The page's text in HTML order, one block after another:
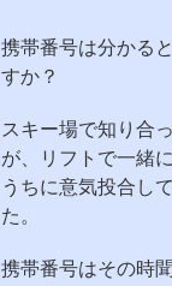
携帯番号は分かる
すか？
スキー場で知り合
が、リフトで一緒
うちに意気投合し
た。
携帯番号はその時